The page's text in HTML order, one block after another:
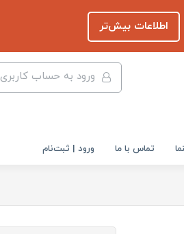
اطلاعات بیش‌تر
ورود به حساب کاربری
تماس با ما ورود | ثبت‌نام